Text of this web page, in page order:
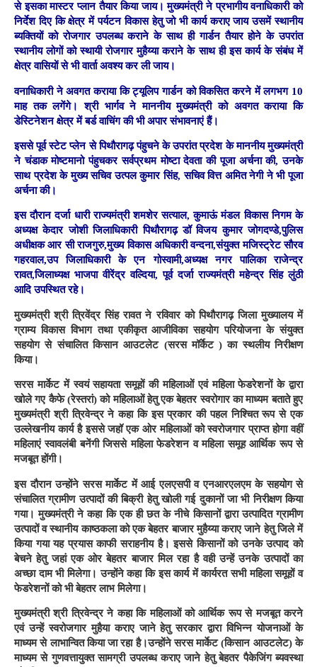
से इसका मास्टर प्लान तैयार किया जाय। मुख्यमंत्री ने प्रभागीय वनाधिकारी को
निर्देश दिए कि क्षेत्र में पर्यटन विकास हेतु जो भी कार्य कराए जाय उसमें स्थानीय
ब्यक्तियों को रोजगार उपलब्ध कराने के साथ ही गार्डन तैयार होने के उपरांत
स्थानीय लोगों को स्थायी रोजगार मुहैय्या कराने के साथ ही इस कार्य के संबंध में
क्षेत्र वासियों से भी वार्ता अवश्य कर ली जाय।
वनाधिकारी ने अवगत कराया कि ट्यूलिप गार्डन को विकसित करने में लगभग 10
माह तक लगेंगे। श्री भार्गव ने माननीय मुख्यमंत्री को अवगत कराया कि
डेस्टिनेशन क्षेत्र में बर्ड वाचिंग की भी अपार संभावनाएं हैं।
इससे पूर्व स्टेट प्लेन से पिथौरागढ़ पंहुचने के उपरांत प्रदेश के माननीय मुख्यमंत्री
ने चंडाक मोष्टमानो पंहुचकर सर्वप्रथम मोष्टा देवता की पूजा अर्चना की, उनके
साथ प्रदेश के मुख्य सचिव उत्पल कुमार सिंह, सचिव वित्त अमित नेगी ने भी पूजा
अर्चना की।
इस दौरान दर्जा धारी राज्यमंत्री शमशेर सत्याल, कुमाऊं मंडल विकास निगम के
अध्यक्ष केदार जोशी जिलाधिकारी पिथौरागढ़ डॉ विजय कुमार जोगदण्डे,पुलिस
अधीक्षक आर सी राजगुरु,मुख्य विकास अधिकारी वन्दना,संयुक्त मजिस्ट्रेट सौरव
गहरवाल,उप जिलाधिकारी के एन गोस्वामी,अध्यक्ष नगर पालिका राजेन्द्र
रावत,जिलाध्यक्ष भाजपा वीरेंद्र वल्दिया, पूर्व दर्जा राज्यमंत्री महेन्द्र सिंह लुंठी
आदि उपस्थित रहे।
मुख्यमंत्री श्री त्रिवेंद्र सिंह रावत ने रविवार को पिथौरागढ़ जिला मुख्यालय में
ग्राम्य विकास विभाग तथा एकीकृत आजीविका सहयोग परियोजना के संयुक्त
सहयोग से संचालित किसान आउटलेट (सरस मॉर्केट ) का स्थलीय निरीक्षण
किया।
सरस मार्केट में स्वयं सहायता समूहों की महिलाओं एवं महिला फेडरेशनों के द्वारा
खोले गए कैफे (रेस्तरां) को महिलाओं हेतु एक बेहतर स्वरोगार का माध्यम बताते हुए
मुख्यमंत्री श्री त्रिवेन्द्र ने कहा कि इस प्रकार की पहल निश्चित रूप से एक
उल्लेखनीय कार्य है इससे जहॉ एक ओर महिलाओं को स्वरोजगार प्राप्त होगा वहीं
महिलाएं स्वावलंबी बनेंगी जिससे महिला फेडरेशन व महिला समूह आर्थिक रूप से
मजबूत होंगी।
इस दौरान उन्होंने सरस मार्केट में आई एलएसपी व एनआरएलएम के सहयोग से
संचालित ग्रामीण उत्पादों की बिक्री हेतु खोली गई दुकानों जा भी निरीक्षण किया
गया। मुख्यमंत्री ने कहा कि एक ही छत के नीचे किसानों द्वारा उत्पादित ग्रामीण
उत्पादों व स्थानीय काष्ठकला को एक बेहतर बाजार मुहैय्या कराए जाने हेतु जिले में
किया गया यह प्रयास काफी सराहनीय है। इससे किसानों को उनके उत्पाद को
बेचने हेतु जहां एक ओर बेहतर बाजार मिल रहा है वही उन्हें उनके उत्पादों का
अच्छा दाम भी मिलेगा। उन्होंने कहा कि इस कार्य में कार्यरत सभी महिला समूहों व
फेडरेशनों को भी बेहतर लाभ मिलेगा।
मुख्यमंत्री श्री त्रिवेन्द्र ने कहा कि महिलाओं को आर्थिक रूप से मजबूत करने
एवं उन्हें स्वरोजगार मुहैया कराए जाने हेतु सरकार द्वारा विभिन्न योजनाओं के
माध्यम से लाभान्वित किया जा रहा है।उन्होंने सरस मार्केट (किसान आउटलेट) के
माध्यम से गुणवत्तायुक्त सामग्री उपलब्ध कराए जाने हेतु बेहतर पैकेजिंग ब्यवस्था